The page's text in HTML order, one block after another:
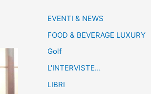
EVENTI & NEWS
FOOD & BEVERAGE LUXURY
Golf
L'INTERVISTE…
LIBRI